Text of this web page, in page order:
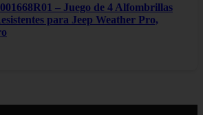
– Juego de 4 Alfombrillas
para Jeep Weather Pro,